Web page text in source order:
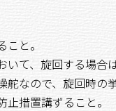
と。
て、旋回する場合
舵なので、旋回時の
措置講ずること。